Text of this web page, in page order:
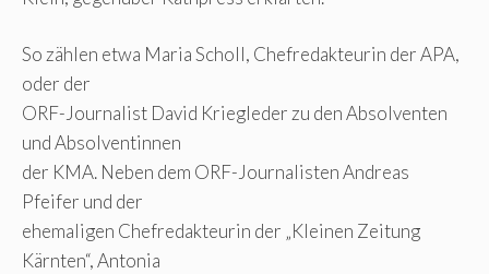
So zählen etwa Maria Scholl, Chefredakteurin der APA,
oder der
ORF-Journalist David Kriegleder zu den Absolventen
und Absolventinnen
der KMA. Neben dem ORF-Journalisten Andreas
Pfeifer und der
ehemaligen Chefredakteurin der „Kleinen Zeitung
Kärnten“, Antonia